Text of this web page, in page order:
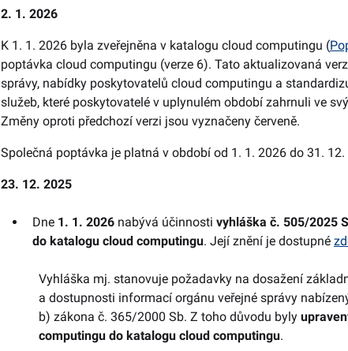
2. 1. 2026
K 1. 1. 2026 byla zveřejněna v katalogu cloud computingu (
poptávka cloud computingu (verze 6). Tato aktualizovaná
správy, nabídky poskytovatelů cloud computingu a
služeb, které poskytovatelé v uplynulém období zahrnuli ve
Změny oproti předchozí verzi jsou vyznačeny červeně.
Společná poptávka je platná v období od 1. 1. 2026 do 31. 12.
23. 12. 2025
Dne 1. 1. 2026 nabývá účinnosti vyhláška č. 505/2025
do katalogu cloud computingu. Její znění je dostupné
Vyhláška mj. stanovuje požadavky na dosažení
a dostupnosti informací orgánu veřejné správy
b) zákona č. 365/2000 Sb. Z toho důvodu byly
computingu do katalogu cloud computingu.